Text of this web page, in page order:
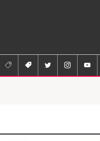
    